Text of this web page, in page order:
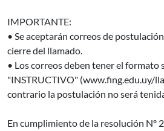
IMPORTANTE:
• Se aceptarán correos de
cierre del llamado.
• Los correos deben tener el formato
"INSTRUCTIVO" (www.fing.edu.uy/
contrario la postulación no será
En cumplimiento de la resolución Nº